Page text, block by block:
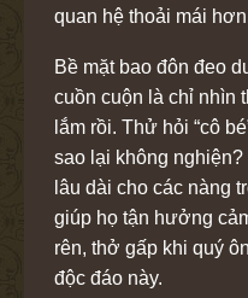
quan hệ thoải mái
Bề mặt bao đôn đeo
cuồn cuộn là chỉ nhìn
lắm rồi. Thử hỏi “cô
sao lại không
lâu dài cho các nàng
giúp họ tận hưởng
rên, thở gấp khi quý
độc đáo này.